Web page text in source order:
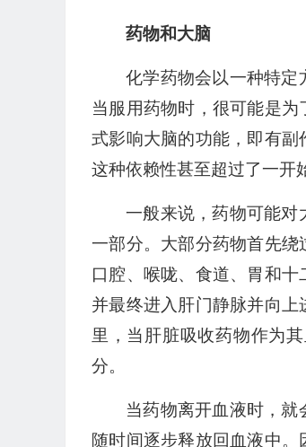
药物和大脑
化学药物会以一种特定
当服用药物时，很可能是
式影响大脑的功能，即有副
这种依赖性甚至超过了一开
一般来说，药物可能对
一部分。大部分药物首先
口腔、喉咙、食道、胃和
并最终进入肝门静脉并向
里，当肝脏吸收药物作为
分。
当药物离开血液时，就
随时间逐步释放回血液中